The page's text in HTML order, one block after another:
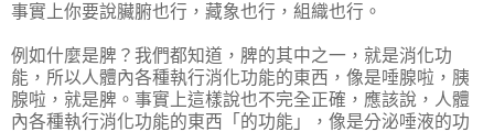
事實上你要說臟腑也行，藏象也行，組織也行。
例如什麼是脾？我們都知道，脾的其中之一，就是消化功
能，所以人體內各種執行消化功能的東西，像是唾腺啦，胰
腺啦，就是脾。事實上這樣說也不完全正確，應該說，人體
內各種執行消化功能的東西「的功能」，像是分泌唾液的功